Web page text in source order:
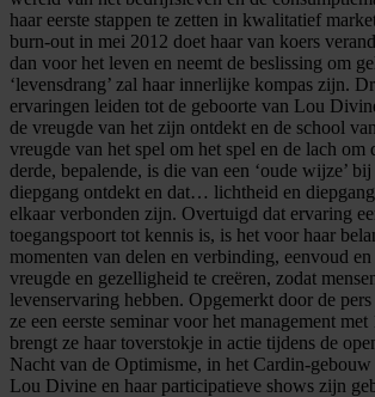
haar eerste stappen te zetten in kwalitatief
burn-out in mei 2012 doet haar van koers
dan voor het leven en neemt de beslissing om
‘levensdrang’ zal haar innerlijke kompas zijn.
ervaringen leiden tot de geboorte van Lou
de vreugde van het zijn ontdekt en de school
vreugde van het spel om het spel en de lach om
derde, bepalende, is die van een ‘oude wijze’
diepgang ontdekt en dat… lichtheid en
elkaar verbonden zijn. Overtuigd dat ervaring
toegangspoort tot kennis is, is het voor haar
momenten van delen en verbinding, eenvoud
vreugde en gezelligheid te creëren, zodat
levenservaring hebben. Opgemerkt door de
ze een eerste seminar voor het management met
brengt ze haar toverstokje in actie tijdens de
Nacht van de Optimisme, in het Cardin-
Lou Divine en haar participatieve shows zijn